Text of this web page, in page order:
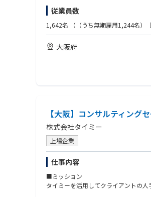
急拡大するドメインの強化を主導す
ます。
既存クライアントにおけるタイミー
■具体的な業務内容
・経営層・事業責任者への課題ヒアリ
・ターゲット企業：数億円〜数百億
・業界：物流、飲食、小売、ホテル業
・主要業務
―多店舗展開企業への導入推進
―既存店舗における利用拡大（例：
〇ENT領域
・ターゲット企業：数百億円〜数兆円
・業界：物流、飲食、小売、ホテル業
・主要業務
【歓迎経験】
・成果・ご実績を残されている方
・論理的にクライアントの課題を解決
・IT業界/人材業界(派遣、求人媒体営
・ビジョンやミッションに共感し、
・課題解決に向け、自ら考え自律的に
従業員数
1,642名 （（うち無期雇用1,244名）
大阪府
【大阪】コンサルティング
株式会社タイミー
上場企業
仕事内容
■ミッション
タイミーを活用してクライアントの